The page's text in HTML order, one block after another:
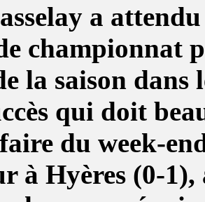
a
championnat
la saison dans
qui doit
du week-
à Hyères (0-